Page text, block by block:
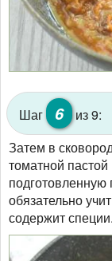
Шаг 6
из 9:
Затем в
томатной
подготовленную
обязательно
содержит специи.